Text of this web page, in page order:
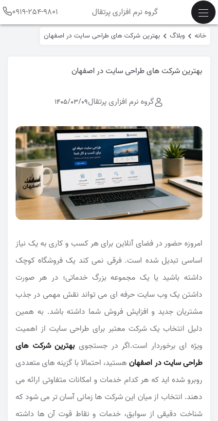
گروه نرم افزاری پرتقال 0919-254-9801
خانه وبلاگ بهترین شرکت های طراحی سایت در اصفهان
بهترین شرکت های طراحی سایت در اصفهان
گروه نرم افزاری پرتقال1405/03/09
امروزه حضور در فضای آنلاین برای هر کسب و کاری به یک نیاز
اساسی تبدیل شده است. فرقی نمی کند یک فروشگاه کوچک
داشته باشید یا یک مجموعه بزرگ خدماتی؛ در هر صورت
داشتن یک وب سایت حرفه ای می تواند نقش مهمی در جذب
مشتریان جدید و افزایش فروش شما داشته باشد. به همین
دلیل انتخاب یک شرکت معتبر برای طراحی سایت از اهمیت
ویژه ای برخوردار است.اگر در جستجوی بهترین شرکت های
طراحی سایت در اصفهانهستید، احتمالا با گزینه های متعددی
روبرو شده اید که هر کدام خدمات و امکانات متفاوتی ارائه می
دهند. انتخاب از میان این شرکت ها زمانی آسان تر می شود که
شناخت دقیقی از سوابق، خدمات و نقاط قوت آن ها داشته